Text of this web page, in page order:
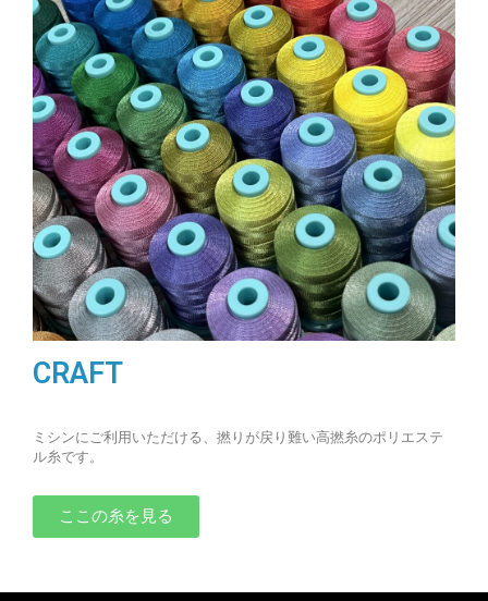
CRAFT
ミシンにご利用いただける、撚りが戻り難い高撚糸のポリエステ
ル糸です。
ここの糸を見る